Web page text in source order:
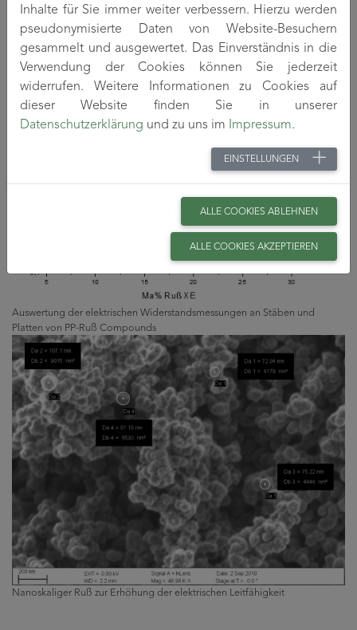
Beschichtungen für funktionalisierte Kunststoff- und
Leichtbauteile“
Auswertung der elektrischen Widerstandsmessungen an Stäben und
Platten von PP-Ruß Compounds
Nanoskaliger Ruß zur Erhöhung der elektrischen Leitfähigkeit
Inhalte für Sie immer weiter verbessern. Hierzu werden
pseudonymisierte Daten von Website-Besuchern
gesammelt und ausgewertet. Das Einverständnis in die
Verwendung der Cookies können Sie jederzeit
widerrufen. Weitere Informationen zu Cookies auf
dieser Website finden Sie in unserer
Datenschutzerklärung und zu uns im Impressum.
EINSTELLUNGEN
ALLE COOKIES ABLEHNEN
ALLE COOKIES AKZEPTIEREN